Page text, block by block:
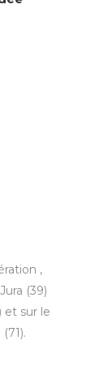
,
(39)
et sur le